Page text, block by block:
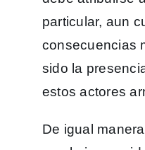
particular, aun
consecuencias
sido la
estos actores
De igual